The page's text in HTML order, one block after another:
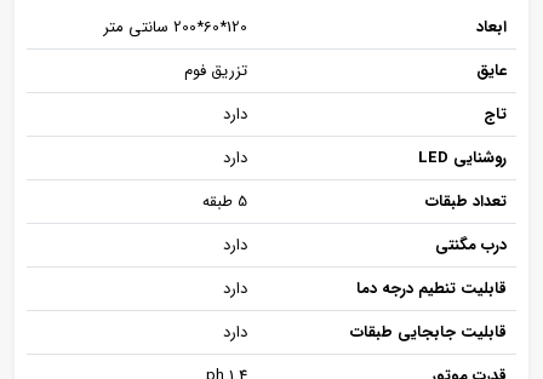
ابعاد
120*60*200 سانتی متر
عایق
تزریق فوم
تاج
دارد
روشنایی LED
دارد
تعداد طبقات
5 طبقه
درب مگنتی
دارد
قابلیت تنطیم درجه دما
دارد
قابلیت جابجایی طبقات
دارد